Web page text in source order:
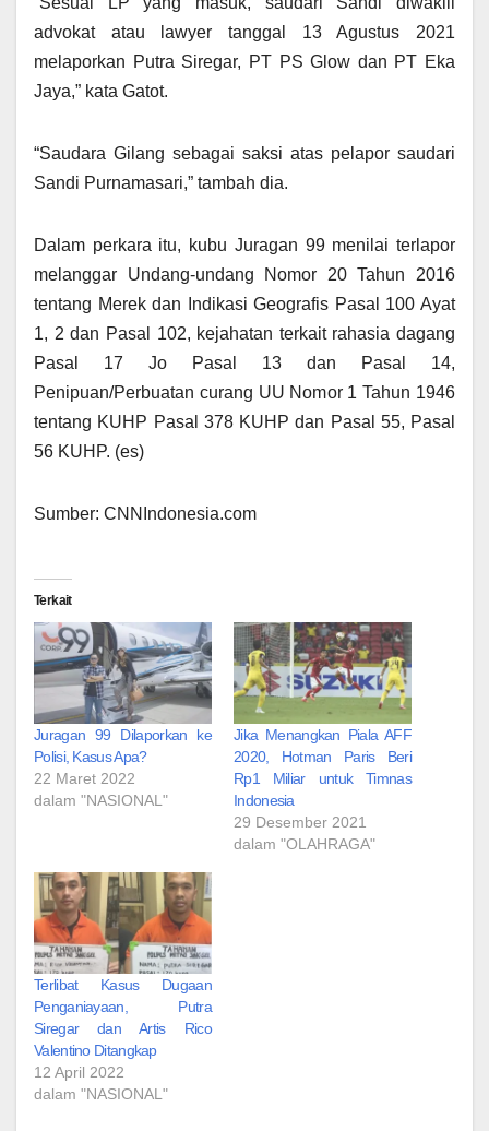
advokat atau lawyer tanggal 13 Agustus 2021
melaporkan Putra Siregar, PT PS Glow dan PT Eka
Jaya,” kata Gatot.
“Saudara Gilang sebagai saksi atas pelapor saudari
Sandi Purnamasari,” tambah dia.
Dalam perkara itu, kubu Juragan 99 menilai terlapor
melanggar Undang-undang Nomor 20 Tahun 2016
tentang Merek dan Indikasi Geografis Pasal 100 Ayat
1, 2 dan Pasal 102, kejahatan terkait rahasia dagang
Pasal 17 Jo Pasal 13 dan Pasal 14,
Penipuan/Perbuatan curang UU Nomor 1 Tahun 1946
tentang KUHP Pasal 378 KUHP dan Pasal 55, Pasal
56 KUHP. (es)
Sumber: CNNIndonesia.com
Terkait
Juragan 99 Dilaporkan ke
Polisi, Kasus Apa?
22 Maret 2022
dalam "NASIONAL"
Jika Menangkan Piala AFF
2020, Hotman Paris Beri
Rp1 Miliar untuk Timnas
Indonesia
29 Desember 2021
dalam "OLAHRAGA"
Terlibat Kasus Dugaan
Penganiayaan, Putra
Siregar dan Artis Rico
Valentino Ditangkap
12 April 2022
dalam "NASIONAL"